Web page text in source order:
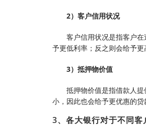
2）客户信用状况
客户信用状况是指客户
予更低利率；反之则会给予更
3）抵押物价值
抵押物价值是指借款人
小，因此也会给予更优惠的贷
3、各大银行对于不同